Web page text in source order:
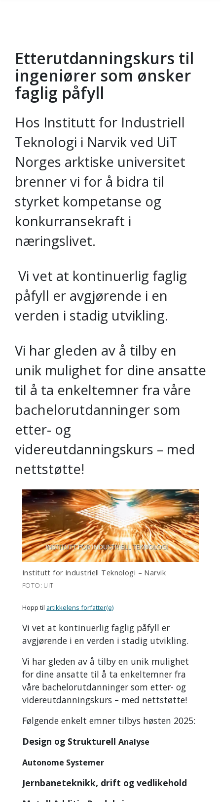
Gå til hovedinnhold
Etterutdanningskurs til
ingeniører som ønsker
faglig påfyll
Hos Institutt for Industriell
Teknologi i Narvik ved UiT
Norges arktiske universitet
brenner vi for å bidra til
styrket kompetanse og
konkurransekraft i
næringslivet.
Vi vet at kontinuerlig faglig
påfyll er avgjørende i en
verden i stadig utvikling.
Vi har gleden av å tilby en
unik mulighet for dine ansatte
til å ta enkeltemner fra våre
bachelorutdanninger som
etter- og
videreutdanningskurs – med
nettstøtte!
Institutt for Industriell Teknologi – Narvik
FOTO: UIT
Hopp til artikkelens forfatter(e)
Vi vet at kontinuerlig faglig påfyll er
avgjørende i en verden i stadig utvikling.
Vi har gleden av å tilby en unik mulighet
for dine ansatte til å ta enkeltemner fra
våre bachelorutdanninger som etter- og
videreutdanningskurs – med nettstøtte!
Følgende enkelt emner tilbys høsten 2025:
Design og Strukturell Analyse
Autonome Systemer
Jernbaneteknikk, drift og vedlikehold